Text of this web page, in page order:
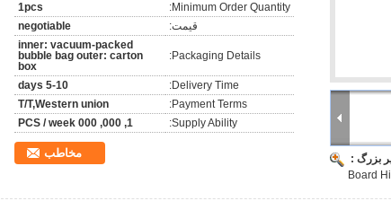
بزرگ :
Board
Minimum Order Quantity:
1pcs
قیمت:
negotiable
Packaging Details:
inner: vacuum-packed
bubble bag outer: carton
box
Delivery Time:
5-10 days
Payment Terms:
T/T,Western union
Supply Ability:
1, 000, 000 PCS / week
مخاطب